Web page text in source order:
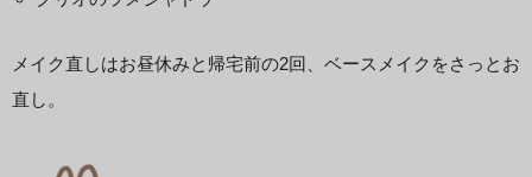
メイク直しはお昼休みと帰宅前の2回、ベースメイクをさっとお
直し。